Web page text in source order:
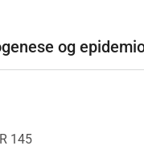
og
145